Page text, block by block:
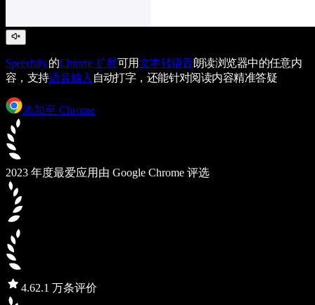
Speechify的Chrome 扩展可用文本转语音朗读浏览器中的任意内
容，支持语音输入 自动打字，还能针对阅读内容精准答疑
添加至 Chrome
2023 年度最爱应用 由 Google Chrome 评选
4.62.1 万条评价